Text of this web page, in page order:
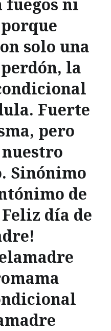
ni
solo una
la
Fuerte
pero
Sinónimo
de
día de